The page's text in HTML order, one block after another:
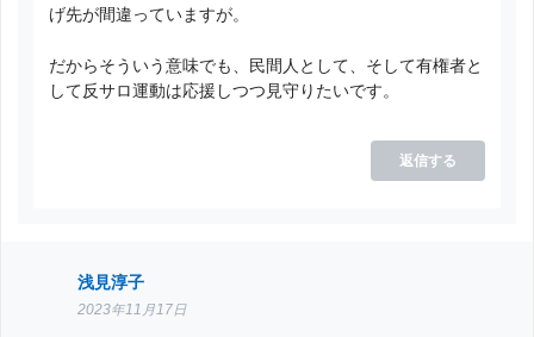
げ先が間違っていますが。
だからそういう意味でも、民間人として、そして有権者と
して反サロ運動は応援しつつ見守りたいです。
返信する
浅見淳子
2023年11月17日